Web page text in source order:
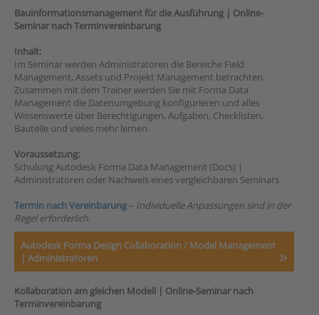
Bauinformationsmanagement für die Ausführung | Online-
Seminar nach Terminvereinbarung
Inhalt:
Im Seminar werden Administratoren die Bereiche Field
Management, Assets und Projekt Management betrachten.
Zusammen mit dem Trainer werden Sie mit Forma Data
Management die Datenumgebung konfigurieren und alles
Wissenswerte über Berechtigungen, Aufgaben, Checklisten,
Bauteile und vieles mehr lernen.
Voraussetzung:
Schulung Autodesk Forma Data Management (Docs) |
Administratoren oder Nachweis eines vergleichbaren Seminars
Termin nach Vereinbarung– Individuelle Anpassungen sind in der
Regel erforderlich.
Autodesk Forma Design Collaboration / Model Management
| Administratoren
Kollaboration am gleichen Modell | Online-Seminar nach
Terminvereinbarung